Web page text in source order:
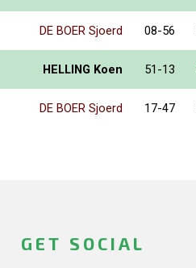
DE BOER Sjoerd 08-56
HELLING Koen 51-13
DE BOER Sjoerd 17-47
GET SOCIAL